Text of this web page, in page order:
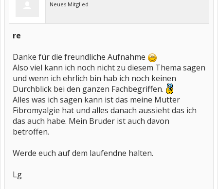
Neues Mitglied
re
Danke für die freundliche Aufnahme
Also viel kann ich noch nicht zu diesem Thema sagen
und wenn ich ehrlich bin hab ich noch keinen
Durchblick bei den ganzen Fachbegriffen.
Alles was ich sagen kann ist das meine Mutter
Fibromyalgie hat und alles danach aussieht das ich
das auch habe. Mein Bruder ist auch davon
betroffen.
Werde euch auf dem laufendne halten.
Lg